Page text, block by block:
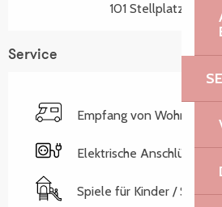
101 Stellplatz(e) zur
Service
Empfang von
Elektrische Anschlüsse
Spiele für Kinder /